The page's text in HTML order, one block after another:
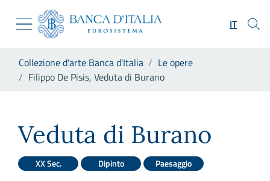
Skip to Main Content
Vai al sito istituzionale
Vai al menu di navigazione
Vai alla ricerca
Vai al footer
IT
Collezione d'arte Banca d'Italia
Le opere
Filippo De Pisis, Veduta di Burano
Veduta di Burano
XX Sec. Dipinto Paesaggio